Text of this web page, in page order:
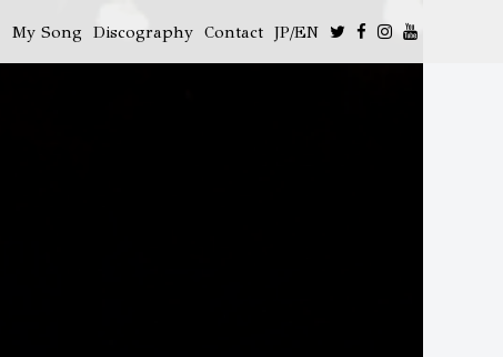
My Song Discography Contact JP/EN